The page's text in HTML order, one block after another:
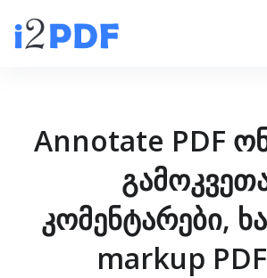
Annotate PDF
კომენტარები,
markup